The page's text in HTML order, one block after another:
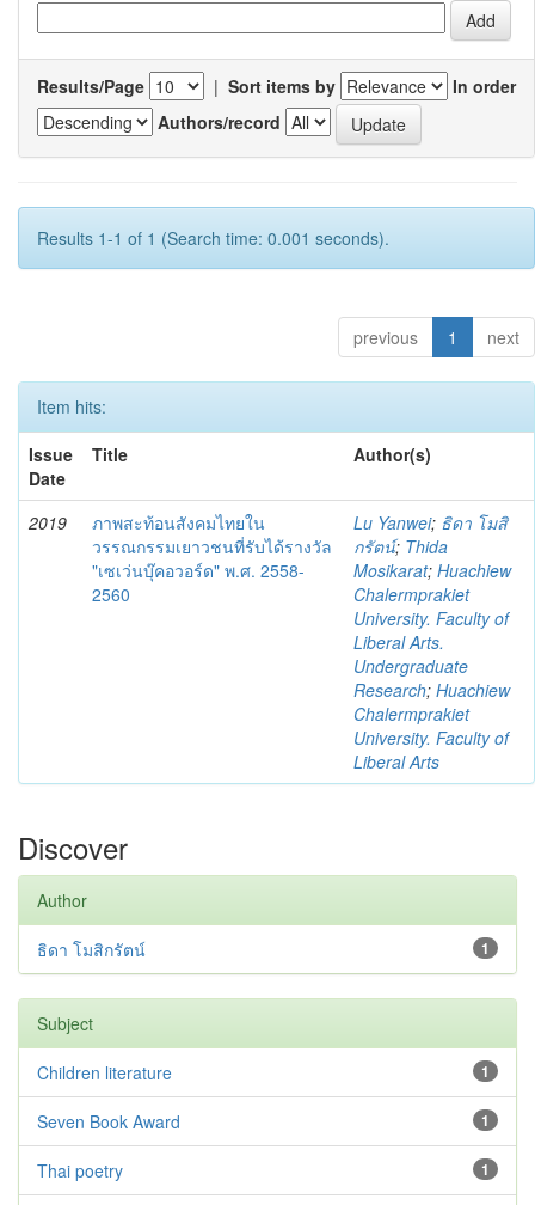
Results/Page | Sort items by
In order
Authors/record
Results 1-1 of 1 (Search time: 0.001 seconds).
previous 1 next
Item hits:
Issue
Date
Title Author(s)
2019
ภาพสะท้อนสังคมไทยใน
วรรณกรรมเยาวชนที่รับได้รางวัล
"เซเว่นบุ๊คอวอร์ด" พ.ศ. 2558-
2560
Lu Yanwei; ธิดา โมสิ
กรัตน์; Thida
Mosikarat; Huachiew
Chalermprakiet
University. Faculty of
Liberal Arts.
Undergraduate
Research; Huachiew
Chalermprakiet
University. Faculty of
Liberal Arts
Discover
Author
1
ธิดา โมสิกรัตน์
Subject
1
Children literature
1
Seven Book Award
1
Thai poetry